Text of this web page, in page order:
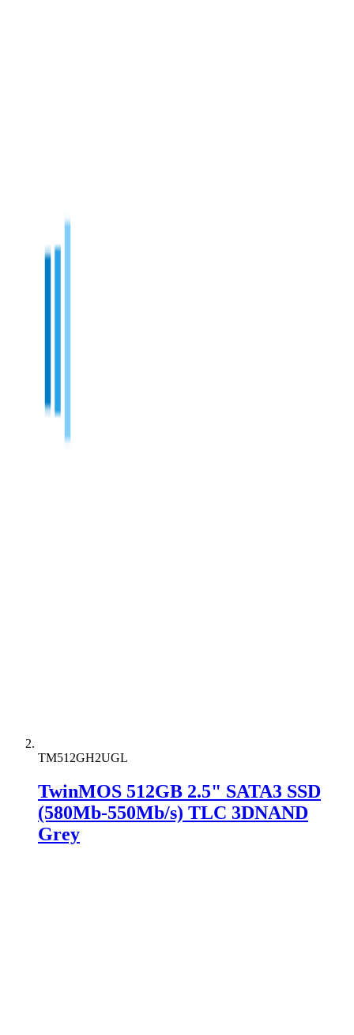
TM512GH2UGL
TwinMOS 512GB 2.5" SATA3 SSD
(580Mb-550Mb/s) TLC 3DNAND
Grey